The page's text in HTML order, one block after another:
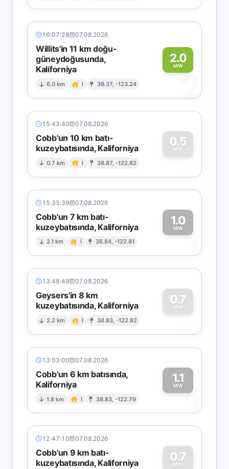
16:07:28 07.08.2026
Willits'in 11 km doğu-
güneydoğusunda,
Kaliforniya
6.0 km I 39.37, -123.24
2.0
MW
2
15:43:40 07.08.2026
Cobb'un 10 km batı-
kuzeybatısında, Kaliforniya
0.7 km I 38.87, -122.82
0.5
MW
0
15:35:39 07.08.2026
Cobb'un 7 km batı-
kuzeybatısında, Kaliforniya
2.1 km I 38.84, -122.81
1.0
MW1
13:48:49 07.08.2026
Geysers'in 8 km
kuzeybatısında, Kaliforniya
2.2 km I 38.83, -122.82
0.7
MW
0
13:03:00 07.08.2026
Cobb'un 6 km batısında,
Kaliforniya
1.8 km I 38.83, -122.79
1.1
MW1
12:47:10 07.08.2026
Cobb'un 9 km batı-
kuzeybatısında, Kaliforniya
0.7
MW